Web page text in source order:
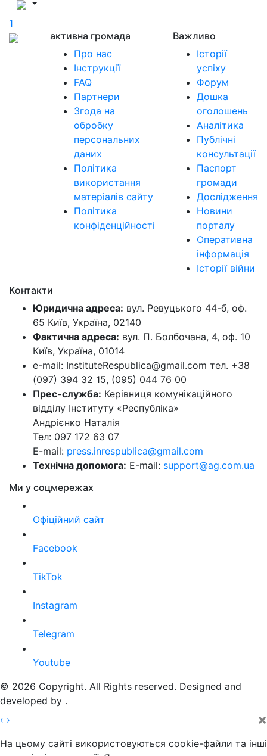
1
активна громада
Про нас
Інструкції
FAQ
Партнери
Згода на
обробку
персональних
даних
Політика
використання
матеріалів сайту
Політика
конфіденційності
Важливо
Історії
успіху
Форум
Дошка
оголошень
Аналітика
Публічні
консультації
Паспорт
громади
Дослідження
Новини
порталу
Оперативна
інформація
Історії війни
Контакти
Юридична адреса: вул. Ревуцького 44-б, оф.
65 Київ, Україна, 02140
Фактична адреса: вул. П. Болбочана, 4, оф. 10
Київ, Україна, 01014
e-mail: InstituteRespublica@gmail.com тел. +38
(097) 394 32 15, (095) 044 76 00
Прес-служба: Керівниця комунікаційного
відділу Інституту «Республіка»
Андрієнко Наталія
Тел: 097 172 63 07
E-mail: press.inrespublica@gmail.com
Технічна допомога: E-mail: support@ag.com.ua
Ми у соцмережах
Офіційний сайт
Facebook
TikTok
Instagram
Telegram
Youtube
© 2026 Copyright. All Rights reserved. Designed and
developed by .
‹ › ×
На цьому сайті використовуються cookie-файли та інші